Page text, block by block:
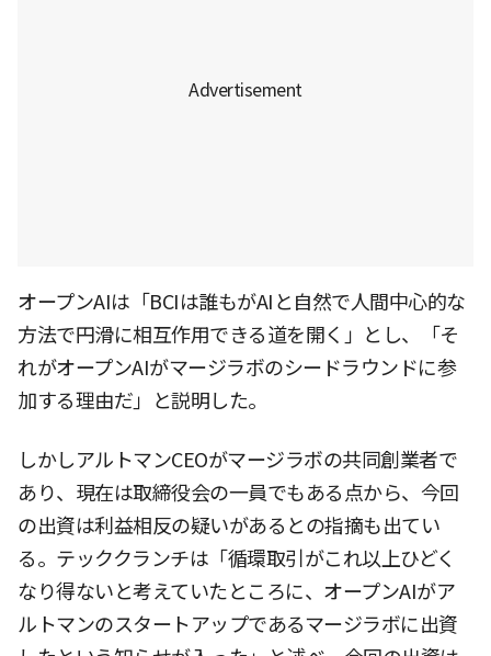
オープンAIは「BCIは誰もがAIと自然で人間中心的な
方法で円滑に相互作用できる道を開く」とし、「そ
れがオープンAIがマージラボのシードラウンドに参
加する理由だ」と説明した。
しかしアルトマンCEOがマージラボの共同創業者で
あり、現在は取締役会の一員でもある点から、今回
の出資は利益相反の疑いがあるとの指摘も出てい
る。テッククランチは「循環取引がこれ以上ひどく
なり得ないと考えていたところに、オープンAIがア
ルトマンのスタートアップであるマージラボに出資